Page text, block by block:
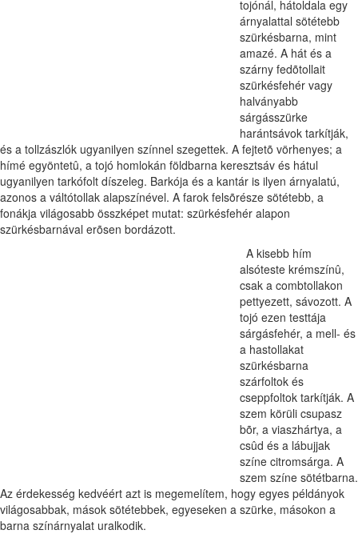
tojónál, hátoldala egy
árnyalattal sötétebb
szürkésbarna, mint
amazé. A hát és a
szárny fedõtollait
szürkésfehér vagy
halványabb
sárgásszürke
harántsávok tarkítják,
és a tollzászlók ugyanilyen színnel szegettek. A fejtetõ vörhenyes; a
hímé egyöntetû, a tojó homlokán földbarna keresztsáv és hátul
ugyanilyen tarkófolt díszeleg. Barkója és a kantár is ilyen árnyalatú,
azonos a váltótollak alapszínével. A farok felsõrésze sötétebb, a
fonákja világosabb összképet mutat: szürkésfehér alapon
szürkésbarnával erõsen bordázott.
A kisebb hím
alsóteste krémszínû,
csak a combtollakon
pettyezett, sávozott. A
tojó ezen testtája
sárgásfehér, a mell- és
a hastollakat
szürkésbarna
szárfoltok és
cseppfoltok tarkítják. A
szem körüli csupasz
bõr, a viaszhártya, a
csûd és a lábujjak
színe citromsárga. A
szem színe sötétbarna.
Az érdekesség kedvéért azt is megemelítem, hogy egyes példányok
világosabbak, mások sötétebbek, egyeseken a szürke, másokon a
barna színárnyalat uralkodik.